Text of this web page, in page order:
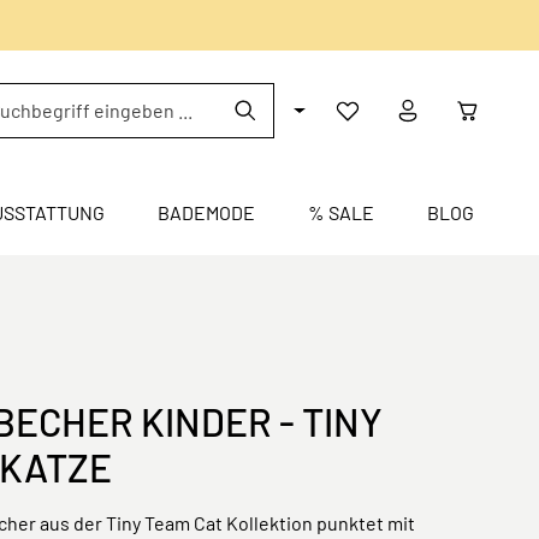
BADEMODE % SALE BLOG
KINDER - TINY
aus der Tiny Team Cat Kollektion punktet mit